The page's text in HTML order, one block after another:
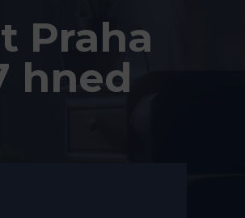
Praha
hned